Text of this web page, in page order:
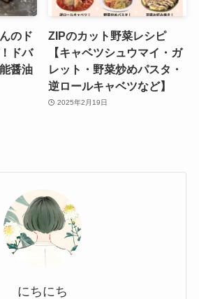
のド
ドバ
醤油
ZIPのカット野菜レシピ
【キャベツシュウマイ・ガ
レット・野菜炒めパスタ・
逆ロールキャベツなど】
2025年2月19日
にちにち